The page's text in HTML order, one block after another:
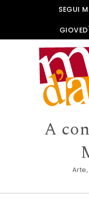
SEGUI
A